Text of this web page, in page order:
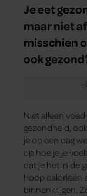
Je eet
maar niet
misschien
ook
Niet alleen
gezondheid,
je op een dag
op hoe je je
dat je het in de
hoop calorieën
binnenkrijgen.